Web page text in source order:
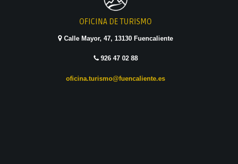
OFICINA DE TURISMO
Calle Mayor, 47, 13130 Fuencaliente
926 47 02 88
oficina.turismo@fuencaliente.es